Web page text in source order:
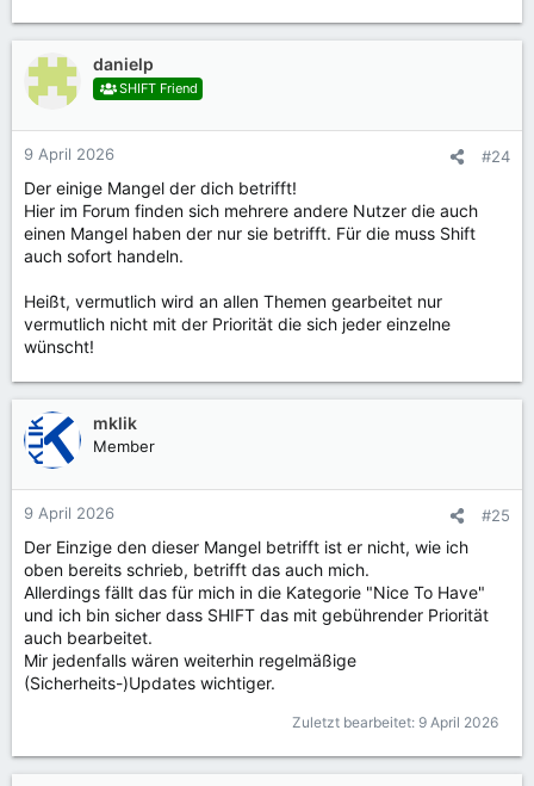
danielp
SHIFT Friend
9 April 2026 #24
Der einige Mangel der dich betrifft!
Hier im Forum finden sich mehrere andere Nutzer die auch
einen Mangel haben der nur sie betrifft. Für die muss Shift
auch sofort handeln.
Heißt, vermutlich wird an allen Themen gearbeitet nur
vermutlich nicht mit der Priorität die sich jeder einzelne
wünscht!
mklik
Member
9 April 2026 #25
Der Einzige den dieser Mangel betrifft ist er nicht, wie ich
oben bereits schrieb, betrifft das auch mich.
Allerdings fällt das für mich in die Kategorie "Nice To Have"
und ich bin sicher dass SHIFT das mit gebührender Priorität
auch bearbeitet.
Mir jedenfalls wären weiterhin regelmäßige
(Sicherheits-)Updates wichtiger.
Zuletzt bearbeitet: 9 April 2026